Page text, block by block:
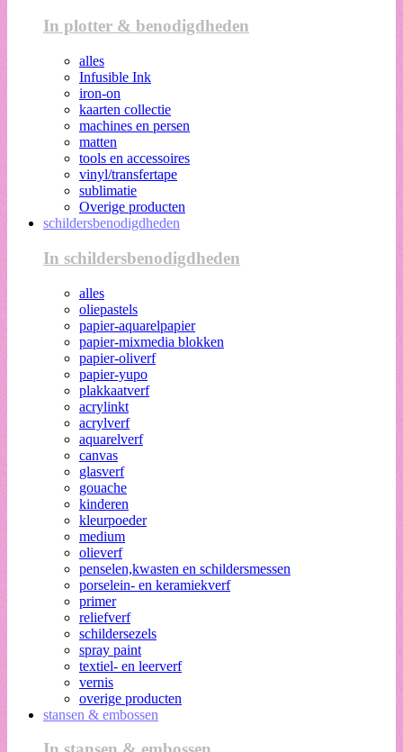
In plotter & benodigdheden
alles
Infusible Ink
iron-on
kaarten collectie
machines en persen
matten
tools en accessoires
vinyl/transfertape
sublimatie
Overige producten
schildersbenodigdheden
In schildersbenodigdheden
alles
oliepastels
papier-aquarelpapier
papier-mixmedia blokken
papier-oliverf
papier-yupo
plakkaatverf
acrylinkt
acrylverf
aquarelverf
canvas
glasverf
gouache
kinderen
kleurpoeder
medium
olieverf
penselen,kwasten en schildersmessen
porselein- en keramiekverf
primer
reliefverf
schildersezels
spray paint
textiel- en leerverf
vernis
overige producten
stansen & embossen